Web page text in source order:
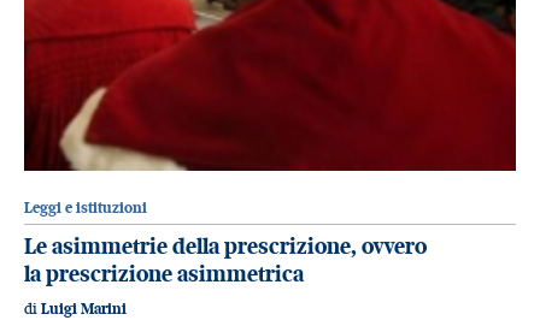
Leggi e istituzioni
Le asimmetrie della prescrizione, ovvero
la prescrizione asimmetrica
di Luigi Marini